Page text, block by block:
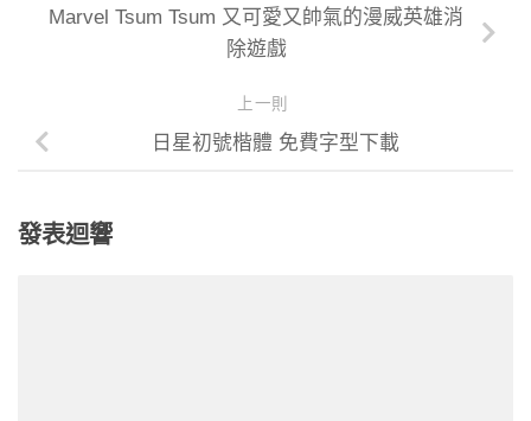
Marvel Tsum Tsum 又可愛又帥氣的漫威英雄消
除遊戲
上一則
日星初號楷體 免費字型下載
發表迴響